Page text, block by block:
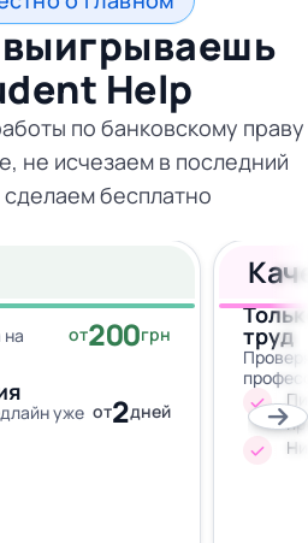
Help
по банковскому праву
не исчезаем в последний
бесплатно
от200грн
уже от2дней
труд